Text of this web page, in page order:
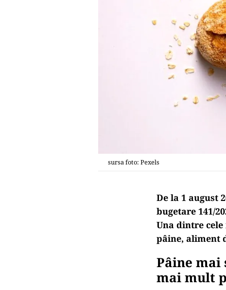
sursa foto: Pexels
De la 1 august
bugetare 141/
Una dintre
pâine, aliment
Pâine mai
mai mult